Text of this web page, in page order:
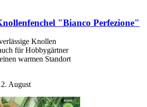
"Bianco Perfezione"
Knollen
für Hobbygärtner
warmen Standort
August